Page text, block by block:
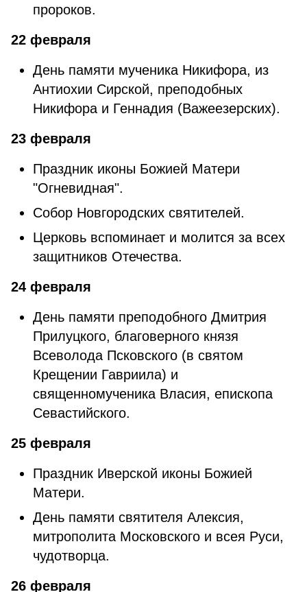
пророков.
22 февраля
День памяти мученика Никифора, из
Антиохии Сирской, преподобных
Никифора и Геннадия (Важеезерских).
23 февраля
Праздник иконы Божией Матери
"Огневидная".
Собор Новгородских святителей.
Церковь вспоминает и молится за всех
защитников Отечества.
24 февраля
День памяти преподобного Дмитрия
Прилуцкого, благоверного князя
Всеволода Псковского (в святом
Крещении Гавриила) и
священномученика Власия, епископа
Севастийского.
25 февраля
Праздник Иверской иконы Божией
Матери.
День памяти святителя Алексия,
митрополита Московского и всея Руси,
чудотворца.
26 февраля